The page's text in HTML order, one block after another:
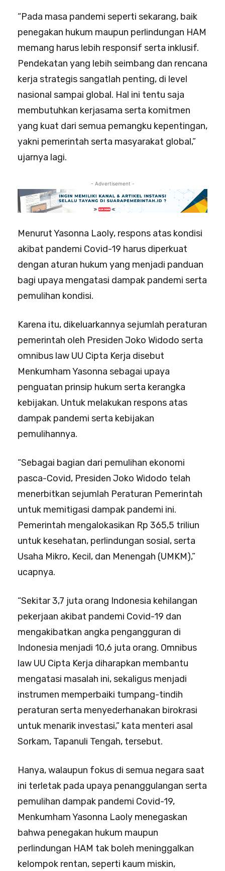
“Pada masa pandemi seperti sekarang, baik
penegakan hukum maupun perlindungan HAM
memang harus lebih responsif serta inklusif.
Pendekatan yang lebih seimbang dan rencana
kerja strategis sangatlah penting, di level
nasional sampai global. Hal ini tentu saja
membutuhkan kerjasama serta komitmen
yang kuat dari semua pemangku kepentingan,
yakni pemerintah serta masyarakat global,”
ujarnya lagi.
- Advertisement -
Menurut Yasonna Laoly, respons atas kondisi
akibat pandemi Covid-19 harus diperkuat
dengan aturan hukum yang menjadi panduan
bagi upaya mengatasi dampak pandemi serta
pemulihan kondisi.
Karena itu, dikeluarkannya sejumlah peraturan
pemerintah oleh Presiden Joko Widodo serta
omnibus law UU Cipta Kerja disebut
Menkumham Yasonna sebagai upaya
penguatan prinsip hukum serta kerangka
kebijakan. Untuk melakukan respons atas
dampak pandemi serta kebijakan
pemulihannya.
“Sebagai bagian dari pemulihan ekonomi
pasca-Covid, Presiden Joko Widodo telah
menerbitkan sejumlah Peraturan Pemerintah
untuk memitigasi dampak pandemi ini.
Pemerintah mengalokasikan Rp 365,5 triliun
untuk kesehatan, perlindungan sosial, serta
Usaha Mikro, Kecil, dan Menengah (UMKM),”
ucapnya.
“Sekitar 3,7 juta orang Indonesia kehilangan
pekerjaan akibat pandemi Covid-19 dan
mengakibatkan angka pengangguran di
Indonesia menjadi 10,6 juta orang. Omnibus
law UU Cipta Kerja diharapkan membantu
mengatasi masalah ini, sekaligus menjadi
instrumen memperbaiki tumpang-tindih
peraturan serta menyederhanakan birokrasi
untuk menarik investasi,” kata menteri asal
Sorkam, Tapanuli Tengah, tersebut.
Hanya, walaupun fokus di semua negara saat
ini terletak pada upaya penanggulangan serta
pemulihan dampak pandemi Covid-19,
Menkumham Yasonna Laoly menegaskan
bahwa penegakan hukum maupun
perlindungan HAM tak boleh meninggalkan
kelompok rentan, seperti kaum miskin,